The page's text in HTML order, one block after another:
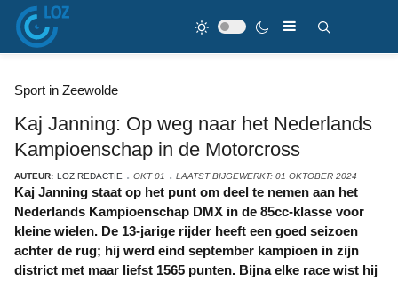
Sport in Zeewolde
Kaj Janning: Op weg naar het Nederlands
Kampioenschap in de Motorcross
AUTEUR: LOZ REDACTIE OKT 01 LAATST BIJGEWERKT: 01 OKTOBER 2024
Kaj Janning staat op het punt om deel te nemen aan het
Nederlands Kampioenschap DMX in de 85cc-klasse voor
kleine wielen. De 13-jarige rijder heeft een goed seizoen
achter de rug; hij werd eind september kampioen in zijn
district met maar liefst 1565 punten. Bijna elke race wist hij